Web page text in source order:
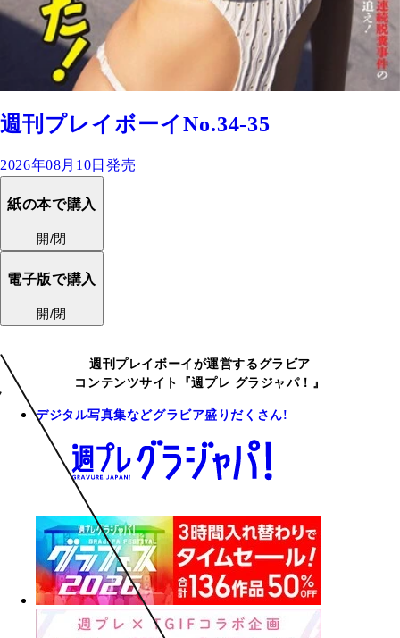
週刊プレイボーイNo.34-35
2026年08月10日発売
紙の本で購入
開/閉
電子版で購入
開/閉
週刊プレイボーイが運営するグラビア
コンテンツサイト『週プレ グラジャパ！』
デジタル写真集などグラビア盛りだくさん!